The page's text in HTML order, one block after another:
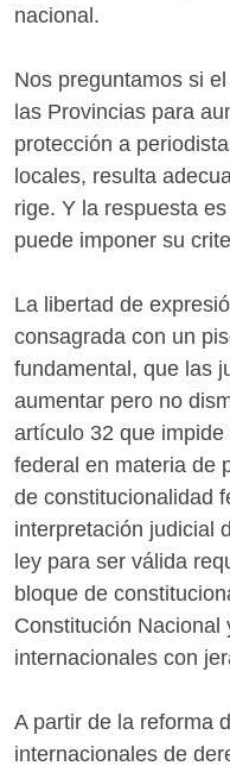
nacional.
Nos preguntamos si
las Provincias para
protección a
locales, resulta
rige. Y la respuesta
puede imponer su
La libertad de
consagrada con un
fundamental, que las
aumentar pero no
artículo 32 que
federal en materia de
de constitucionalidad
interpretación judicial
ley para ser válida
bloque de
Constitución Nacional
internacionales con
A partir de la reforma
internacionales de